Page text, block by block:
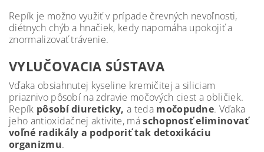
Repík je možno využiť v prípade črevných nevoľnosti,
diétnych chýb a hnačiek, kedy napomáha upokojiť a
znormalizovať trávenie.
VYLUČOVACIA SÚSTAVA
Vďaka obsiahnutej kyseline kremičitej a siliciam
priaznivo pôsobí na zdravie močových ciest a obličiek.
Repík pôsobí diureticky,a tedamočopudne. Vďaka
jeho antioxidačnej aktivite, máschopnosť eliminovať
voľné radikály a podporiť tak detoxikáciu
organizmu.